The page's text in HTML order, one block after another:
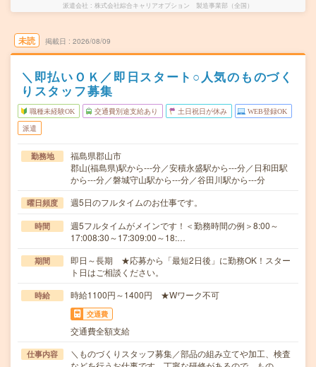
派遣会社 株式会社綜合キャリアオプション 製造事業部（全国）
未読 掲載日 2026/08/09
＼即払いＯＫ／即日スタート○人気のものづく
りスタッフ募集
職種未経験OK 交通費別途支給あり 土日祝日が休み WEB登録OK
派遣
勤務地
福島県郡山市
郡山(福島県)駅から---分／安積永盛駅から---分／日和田駅
から---分／磐城守山駅から---分／谷田川駅から---分
曜日頻度 週5日のフルタイムのお仕事です。
時間
週5フルタイムがメインです！＜勤務時間の例＞8:00～
17:008:30～17:309:00～18:…
期間
即日～長期 ★応募から「最短2日後」に勤務OK！スター
ト日はご相談ください。
時給 時給1100円～1400円 ★Wワーク不可
交通費
交通費全額支給
仕事内容
＼ものづくりスタッフ募集／部品の組み立てや加工、検査